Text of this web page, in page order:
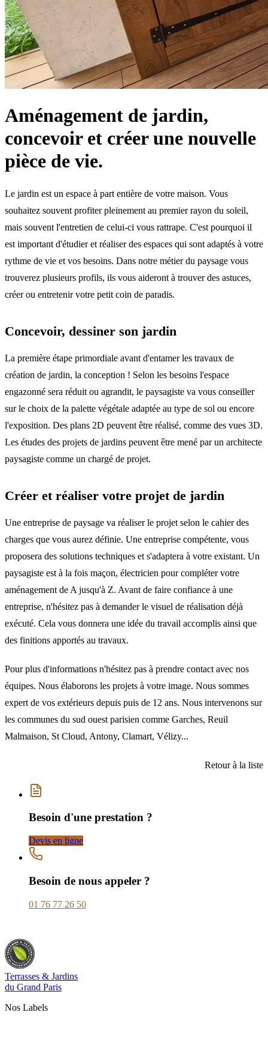
Aménagement de jardin,
concevoir et créer une nouvelle
pièce de vie.
Le jardin est un espace à part entière de votre maison. Vous
souhaitez souvent profiter pleinement au premier rayon du soleil,
mais souvent l'entretien de celui-ci vous rattrape. C'est pourquoi il
est important d'étudier et réaliser des espaces qui sont adaptés à votre
rythme de vie et vos besoins. Dans notre métier du paysage vous
trouverez plusieurs profils, ils vous aideront à trouver des astuces,
créer ou entretenir votre petit coin de paradis.
Concevoir, dessiner son jardin
La première étape primordiale avant d'entamer les travaux de
création de jardin, la conception ! Selon les besoins l'espace
engazonné sera réduit ou agrandit, le paysagiste va vous conseiller
sur le choix de la palette végétale adaptée au type de sol ou encore
l'exposition. Des plans 2D peuvent être réalisé, comme des vues 3D.
Les études des projets de jardins peuvent être mené par un architecte
paysagiste comme un chargé de projet.
Créer et réaliser votre projet de jardin
Une entreprise de paysage va réaliser le projet selon le cahier des
charges que vous aurez définie. Une entreprise compétente, vous
proposera des solutions techniques et s'adaptera à votre existant. Un
paysagiste est à la fois maçon, électricien pour compléter votre
aménagement de A jusqu'à Z. Avant de faire confiance à une
entreprise, n'hésitez pas à demander le visuel de réalisation déjà
exécuté. Cela vous donnera une idée du travail accomplis ainsi que
des finitions apportés au travaux.
Pour plus d'informations n'hésitez pas à prendre contact avec nos
équipes. Nous élaborons les projets à votre image. Nous sommes
expert de vos extérieurs depuis puis de 12 ans. Nous intervenons sur
les communes du sud ouest parisien comme Garches, Reuil
Malmaison, St Cloud, Antony, Clamart, Vélizy...
Retour à la liste
Besoin d'une prestation ?
Devis en ligne
Besoin de nous appeler ?
01 76 77 26 50
Terrasses & Jardins
du Grand Paris
Nos Labels